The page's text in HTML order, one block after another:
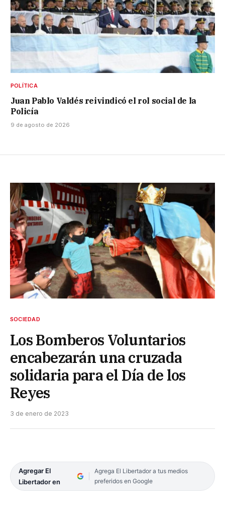
POLÍTICA
Juan Pablo Valdés reivindicó el rol social de la
Policía
9 de agosto de 2026
SOCIEDAD
Los Bomberos Voluntarios
encabezarán una cruzada
solidaria para el Día de los
Reyes
3 de enero de 2023
Agregar El
Libertador en
Agrega El Libertador a tus medios
preferidos en Google